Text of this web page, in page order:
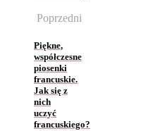
Poprzedni
Piękne,
współczesne
piosenki
francuskie.
Jak się z
nich
uczyć
francuskiego?